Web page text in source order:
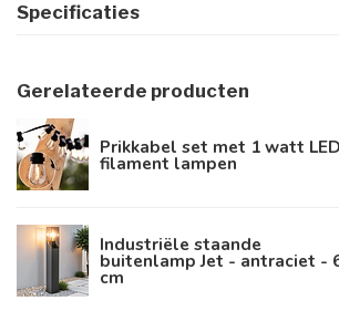
Specificaties
Gerelateerde producten
Prikkabel set met 1 watt LED
filament lampen
Industriële staande
buitenlamp Jet - antraciet -
cm